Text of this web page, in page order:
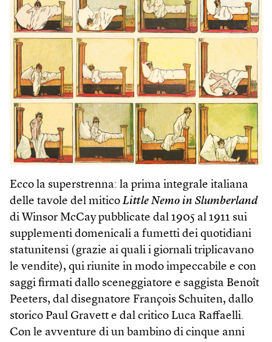
Ecco la superstrenna: la prima integrale italiana
delle tavole del mitico Little Nemo in Slumberland
di Winsor McCay pubblicate dal 1905 al 1911 sui
supplementi domenicali a fumetti dei quotidiani
statunitensi (grazie ai quali i giornali triplicavano
le vendite), qui riunite in modo impeccabile e con
saggi firmati dallo sceneggiatore e saggista Benoît
Peeters, dal disegnatore François Schuiten, dallo
storico Paul Gravett e dal critico Luca Raffaelli.
Con le avventure di un bambino di cinque anni